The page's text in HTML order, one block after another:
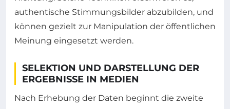
authentische Stimmungsbilder abzubilden, und
können gezielt zur Manipulation der öffentlichen
Meinung eingesetzt werden.
SELEKTION UND DARSTELLUNG DER
ERGEBNISSE IN MEDIEN
Nach Erhebung der Daten beginnt die zweite